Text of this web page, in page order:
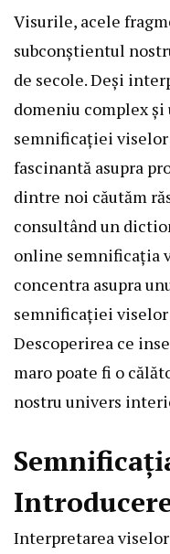
Visurile, acele
subconștientul
de secole. Deși
domeniu complex
semnificației
fascinantă asupra
dintre noi căutăm
consultând un
online semnificația
concentra asupra
semnificației viselor
Descoperirea ce
maro poate fi o
nostru univers
Interpretarea